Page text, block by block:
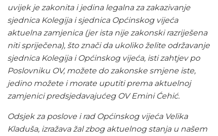
uvijek je zakonita i jedina legalna za zakazivanje
sjednica Kolegija i sjednica Općinskog vijeća
aktuelna zamjenica (jer ista nije zakonski razriješena
niti spriječena), što znači da ukoliko želite održavanje
sjednica Kolegija i Općinskog vijeća, isti zahtjev po
Poslovniku OV, možete do zakonske smjene iste,
jedino možete i morate uputiti prema aktuelnoj
zamjenici predsjedavajućeg OV Emini Ćehić.
Odsjek za poslove i rad Općinskog vijeća Velika
Kladuša, izražava žal zbog aktuelnog stanja u našem